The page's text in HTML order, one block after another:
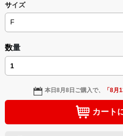
小説 [刺すように燃えるような眼差し
挿画&グッズカタログ <デザイン画集
＜著者:絵本/挿画作成＞ 凛々風 猛-リ
小説 [刺すように燃えるような眼差しは]
-Comics Style Version.
挿画&グッズカタログ <デザイン画集
＜著者/絵本:挿画作成＞ 凛々風 猛 -リ
https://amzn.asia/d/gPVyU1t
▶︎弛まぬ言霊[+挿画50作品版]
＜著者: 作詞/挿画作成＞ 凛々風 猛
日本語版: https://amzn.asia/d/
英語版: https://amzn.asia/d/bpIME7s
▶︎弛まぬ言霊 <+挿画/スケッチ&塗
-ロードムービー系ミュージカル小
+挿画スケッチスタイル&塗り絵バ
＜著者/小説:作詞:挿画作成＞
凛々風 猛-リリカゼタケル
サイズ
数量
本日8月8日 ご購入で、 「8月
カート